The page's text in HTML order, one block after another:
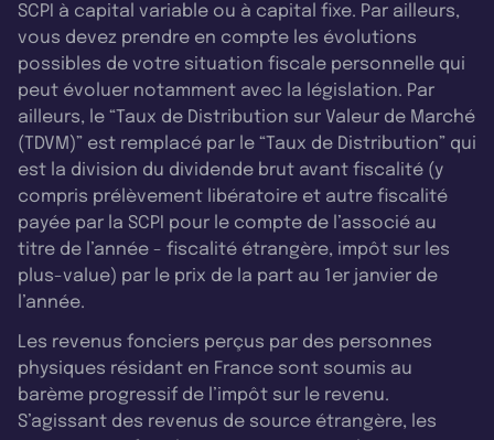
SCPI à capital variable ou à capital fixe. Par ailleurs,
vous devez prendre en compte les évolutions
possibles de votre situation fiscale personnelle qui
peut évoluer notamment avec la législation. Par
ailleurs, le “Taux de Distribution sur Valeur de Marché
(TDVM)” est remplacé par le “Taux de Distribution” qui
est la division du dividende brut avant fiscalité (y
compris prélèvement libératoire et autre fiscalité
payée par la SCPI pour le compte de l’associé au
titre de l’année - fiscalité étrangère, impôt sur les
plus-value) par le prix de la part au 1er janvier de
l’année.
Les revenus fonciers perçus par des personnes
physiques résidant en France sont soumis au
barème progressif de l’impôt sur le revenu.
S’agissant des revenus de source étrangère, les